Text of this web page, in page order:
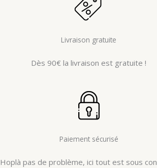
Livraison gratuite
Dès 90€ la livraison est gratuite !
Paiement sécurisé
Hoplà pas de problème, ici tout est sous